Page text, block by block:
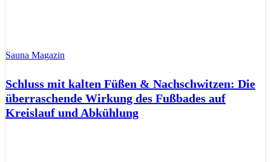
Sauna Magazin
Schluss mit kalten Füßen & Nachschwitzen: Die
überraschende Wirkung des Fußbades auf
Kreislauf und Abkühlung